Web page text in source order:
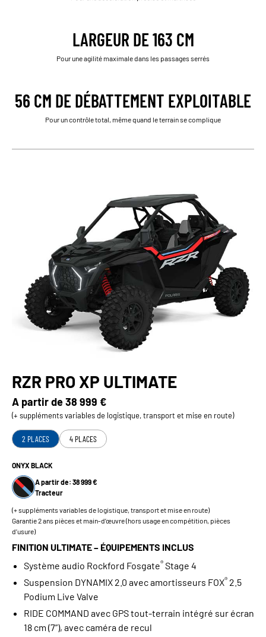
LARGEUR DE 163 CM
Pour une agilité maximale dans les passages serrés
56 CM DE DÉBATTEMENT EXPLOITABLE
Pour un contrôle total, même quand le terrain se complique
RZR PRO XP ULTIMATE
A partir de38 999 €
(+ suppléments variables de logistique, transport et mise en route)
2 PLACES 4 PLACES
ONYX BLACK
A partir de: 38 999 €
Tracteur
(+ suppléments variables de logistique, transport et mise en route)
Garantie 2 ans pièces et main-d’œuvre (hors usage en compétition, pièces
d’usure)
FINITION ULTIMATE – ÉQUIPEMENTS INCLUS
Système audio Rockford Fosgate® Stage 4
Suspension DYNAMIX 2.0 avec amortisseurs FOX® 2.5
Podium Live Valve
RIDE COMMAND avec GPS tout‑terrain intégré sur écran
18 cm (7”), avec caméra de recul